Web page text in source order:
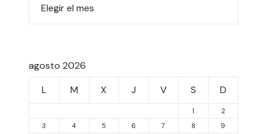
agosto 2026
L
M X J V S D
1
2
3
4 5 6 7 8 9